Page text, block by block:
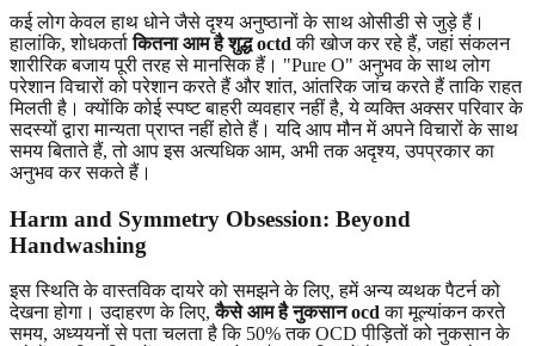
कई लोग केवल हाथ धोने जैसे दृश्य अनुष्ठानों के साथ ओसीडी से जुड़े हैं।
हालांकि, शोधकर्ताकितना आम है शुद्ध octd की खोज कर रहे हैं, जहां संकलन
शारीरिक बजाय पूरी तरह से मानसिक हैं। "Pure O" अनुभव के साथ लोग
परेशान विचारों को परेशान करते हैं और शांत, आंतरिक जांच करते हैं ताकि राहत
मिलती है। क्योंकि कोई स्पष्ट बाहरी व्यवहार नहीं है, ये व्यक्ति अक्सर परिवार के
सदस्यों द्वारा मान्यता प्राप्त नहीं होते हैं। यदि आप मौन में अपने विचारों के साथ
समय बिताते हैं, तो आप इस अत्यधिक आम, अभी तक अदृश्य, उपप्रकार का
अनुभव कर सकते हैं।
Harm and Symmetry Obsession: Beyond
Handwashing
इस स्थिति के वास्तविक दायरे को समझने के लिए, हमें अन्य व्यथक पैटर्न को
देखना होगा। उदाहरण के लिए,कैसे आम है नुकसान ocdका मूल्यांकन करते
समय, अध्ययनों से पता चलता है कि 50% तक OCD पीड़ितों को नुकसान के